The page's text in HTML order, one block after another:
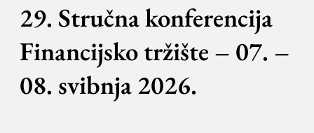
29. Stručna konferencija
Financijsko tržište – 07. –
08. svibnja 2026.